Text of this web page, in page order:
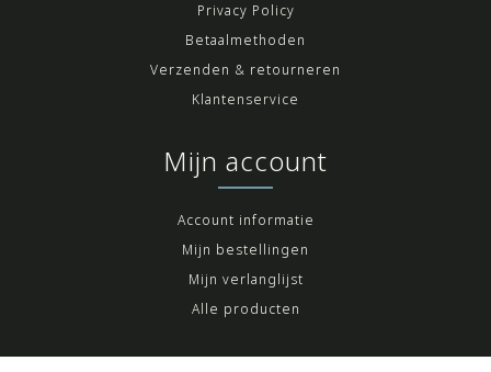
Privacy Policy
Betaalmethoden
Verzenden & retourneren
Klantenservice
Mijn account
Account informatie
Mijn bestellingen
Mijn verlanglijst
Alle producten